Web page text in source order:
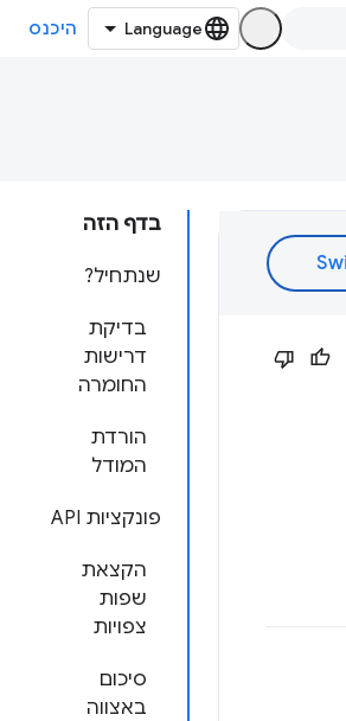
היכנס
בדף הזה
שנתחיל?
בדיקת
דרישות
החומרה
הורדת
המודל
פונקציות API
הקצאת
שפות
צפויות
סיכום
באצווה